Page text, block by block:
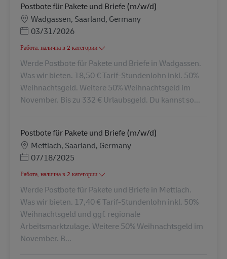
Postbote für Pakete und Briefe (m/w/d)
Местоположение
Wadgassen, Saarland, Germany
Posted Date
03/31/2026
Работа, налична в 2 категории
Werde Postbote für Pakete und Briefe in Wadgassen.
Was wir bieten. 18,50 € Tarif-Stundenlohn inkl. 50%
Weihnachtsgeld. Weitere 50% Weihnachtsgeld im
November. Bis zu 332 € Urlaubsgeld. Du kannst so...
Postbote für Pakete und Briefe (m/w/d)
Местоположение
Mettlach, Saarland, Germany
Posted Date
07/18/2025
Работа, налична в 2 категории
Werde Postbote für Pakete und Briefe in Mettlach.
Was wir bieten. 17,40 € Tarif-Stundenlohn inkl. 50%
Weihnachtsgeld und ggf. regionale
Arbeitsmarktzulage. Weitere 50% Weihnachtsgeld im
November. B...